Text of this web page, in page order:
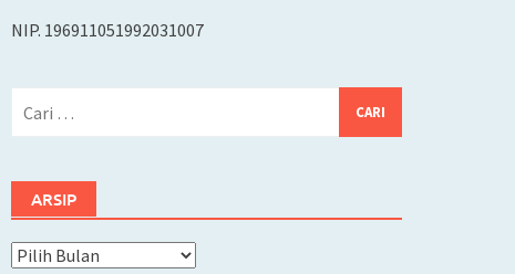
NIP. 196911051992031007
ARSIP
Arsip